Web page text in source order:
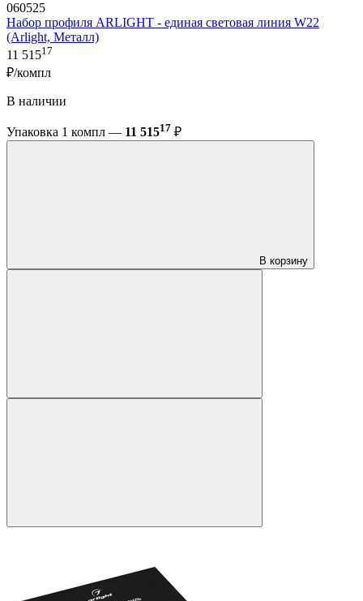
060525
Набор профиля ARLIGHT - единая световая линия W22
(Arlight, Металл)
11 51517
₽/компл
В наличии
Упаковка 1 компл — 11 51517 ₽
В корзину